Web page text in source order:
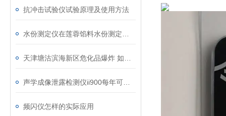
抗冲击试验仪试验原理及使用方法
频闪仪怎样的实际应用